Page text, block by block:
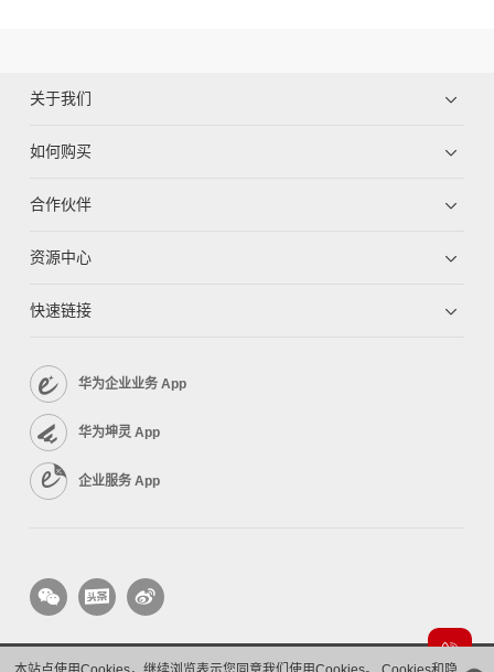
关于我们
如何购买
合作伙伴
资源中心
快速链接
华为企业业务 App
华为坤灵 App
企业服务 App